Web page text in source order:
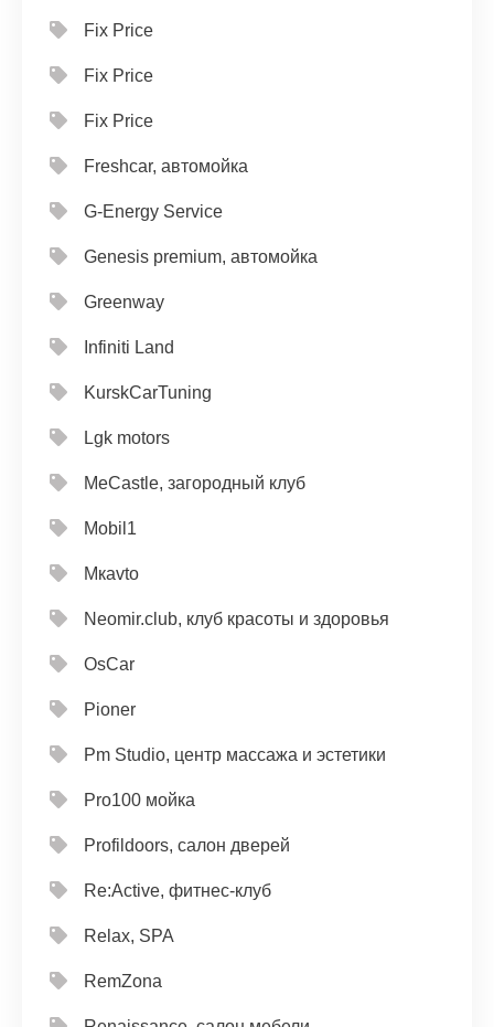
Fix Price
Fix Price
Fix Price
Freshcar, автомойка
G-Energy Service
Genesis premium, автомойка
Greenway
Infiniti Land
KurskCarTuning
Lgk motors
MeCastle, загородный клуб
Mobil1
Mкavto
Neomir.club, клуб красоты и здоровья
OsCar
Pioner
Pm Studio, центр массажа и эстетики
Pro100 мойка
Profildoors, салон дверей
Re:Active, фитнес-клуб
Relax, SPA
RemZona